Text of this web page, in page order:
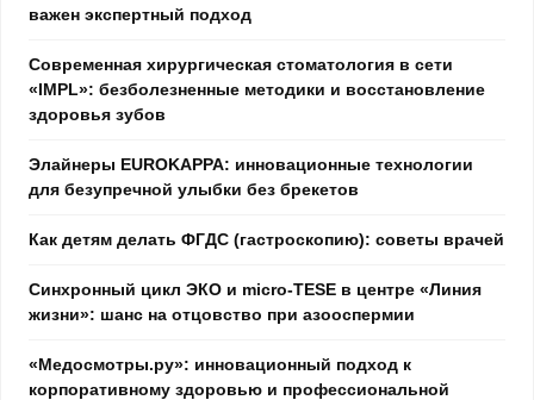
важен экспертный подход
Современная хирургическая стоматология в сети
«IMPL»: безболезненные методики и восстановление
здоровья зубов
Элайнеры EUROKAPPA: инновационные технологии
для безупречной улыбки без брекетов
Как детям делать ФГДС (гастроскопию): советы врачей
Синхронный цикл ЭКО и micro-TESE в центре «Линия
жизни»: шанс на отцовство при азооспермии
«Медосмотры.ру»: инновационный подход к
корпоративному здоровью и профессиональной